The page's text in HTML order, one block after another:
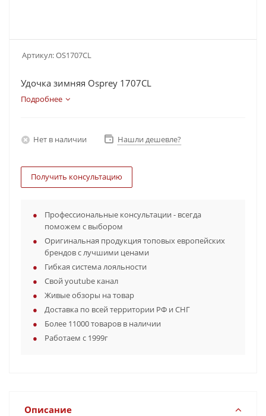
Артикул:OS1707CL
Удочка зимняя Osprey 1707CL
Подробнее
Нет в наличии Нашли дешевле?
Получить консультацию
Профессиональные консультации - всегда
поможем с выбором
Оригинальная продукция топовых европейских
брендов с лучшими ценами
Гибкая система лояльности
Свой youtube канал
Живые обзоры на товар
Доставка по всей территории РФ и СНГ
Более 11000 товаров в наличии
Работаем с 1999г
Описание